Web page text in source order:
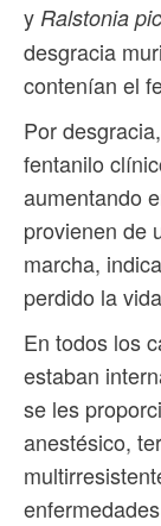
y Ralstonia
desgracia
contenían el
Por
fentanilo
aumentando
provienen de
marcha,
perdido la
En todos los
estaban
se les
anestésico,